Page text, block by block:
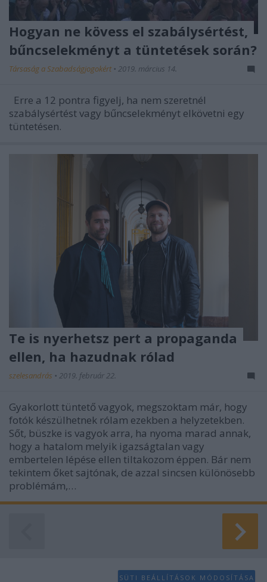
Hogyan ne kövess el szabálysértést,
bűncselekményt a tüntetések során?
Társaság a Szabadságjogokért • 2019. március 14.
Erre a 12 pontra figyelj, ha nem szeretnél
szabálysértést vagy bűncselekményt elkövetni egy
tüntetésen.
Te is nyerhetsz pert a propaganda
ellen, ha hazudnak rólad
szelesandrás • 2019. február 22.
Gyakorlott tüntető vagyok, megszoktam már, hogy
fotók készülhetnek rólam ezekben a helyzetekben.
Sőt, büszke is vagyok arra, ha nyoma marad annak,
hogy a hatalom melyik igazságtalan vagy
embertelen lépése ellen tiltakozom éppen. Bár nem
tekintem őket sajtónak, de azzal sincsen különösebb
problémám,…
SÜTI BEÁLLÍTÁSOK MÓDOSÍTÁSA